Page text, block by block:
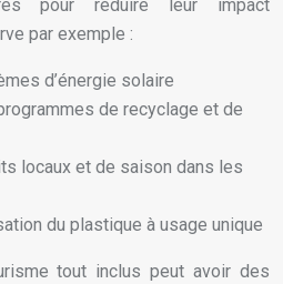
pour réduire leur impact
par exemple :
d’énergie solaire
de recyclage et de
locaux et de saison dans les
du plastique à usage unique
tout inclus peut avoir des